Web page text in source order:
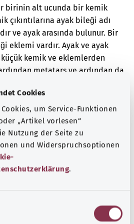
Cookies
um Service-Funktionen
„Artikel vorlesen“
Nutzung der Seite zu
und Widerspruchsoptionen
.
birinin alt ucunda bir kemik
çıkıntılarına ayak bileği adı
ve ayak arasında bulunur. Bir
eklemi vardır. Ayak ve ayak
küçük kemik ve eklemlerden
metatars ve ardından da
(BMG) adına "Was hab' ich?"
sağlanmıştır.